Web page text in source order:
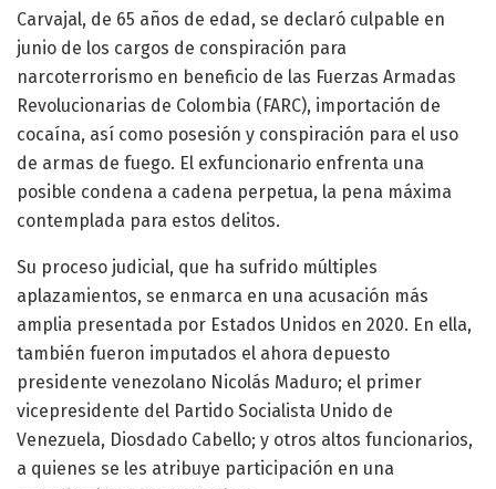
Carvajal, de 65 años de edad, se declaró culpable en
junio de los cargos de conspiración para
narcoterrorismo en beneficio de las Fuerzas Armadas
Revolucionarias de Colombia (FARC), importación de
cocaína, así como posesión y conspiración para el uso
de armas de fuego. El exfuncionario enfrenta una
posible condena a cadena perpetua, la pena máxima
contemplada para estos delitos.
Su proceso judicial, que ha sufrido múltiples
aplazamientos, se enmarca en una acusación más
amplia presentada por Estados Unidos en 2020. En ella,
también fueron imputados el ahora depuesto
presidente venezolano Nicolás Maduro; el primer
vicepresidente del Partido Socialista Unido de
Venezuela, Diosdado Cabello; y otros altos funcionarios,
a quienes se les atribuye participación en una